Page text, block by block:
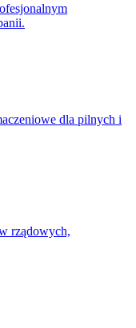
dla pilnych i
rządowych,